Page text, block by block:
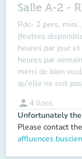
Salle A-2 -
Rdc- 2 pers.
(feutres
heures par jour
heures par
merci de bien
qu'elle ne soit
person 4 llocs
Unfortunately
Please contact